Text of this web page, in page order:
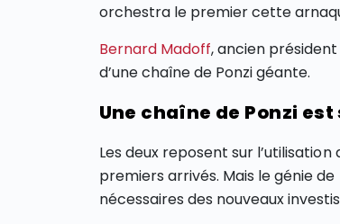
orchestra le premier cette
Bernard Madoff, ancien
d’une chaîne de Ponzi géante.
Une chaîne de Ponzi
Les deux reposent sur
premiers arrivés. Mais le génie
nécessaires des nouveaux